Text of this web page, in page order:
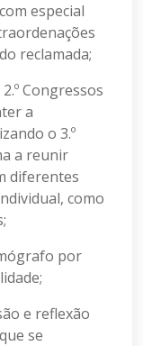
especial
reclamada;
Congressos
a
o 3.º
a reunir
diferentes
como
por
e reflexão
se